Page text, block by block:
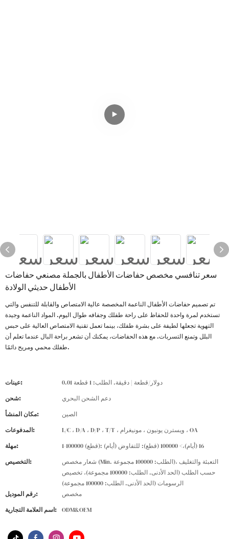
سعر تنافسي مخصص حفاضات الأطفال بالجملة مصنعي حفاضات
الأطفال حديثي الولادة
تم تصميم حفاضات الأطفال الناعمة المخصصة عالية الامتصاص والقابلة للتنفس والتي
تستخدم لمرة واحدة للحفاظ على راحة طفلك وجفافه طوال اليوم. المواد الناعمة وجيدة
التهوية تجعلها لطيفة على بشرة طفلك، بينما تعمل تقنية الامتصاص العالية على حبس
البلل وتمنع التسربات. مع هذه الحفاضات، يمكنك أن تشعر براحة البال عندما تعلم أن
طفلك محمي ومريح دائمًا.
عينات:
0.01 دولار/قطعة | دقيقة. الطلب: 1 قطعة
شحن:
دعم الشحن البحري
مكان المنشأ:
الصين
المدفوعات:
L/C ، D/A ، D/P ، T/T ، ويسترن يونيون ، مونيغرام ، OA
مهلة:
1-100000 (قطع): 16 (أيام)،> 100000 (قطع): للتفاوض (أيام)
التخصيص:
شعار مخصص (Min. الطلب: 100000 مجموعة)، التعبئة والتغليف
حسب الطلب (الحد الأدنى. الطلب: 100000 مجموعة)، تخصيص
الرسومات (الحد الأدنى. الطلب: 100000 مجموعة)
رقم الموديل:
مخصص
اسم العلامة التجارية:
ODM&OEM